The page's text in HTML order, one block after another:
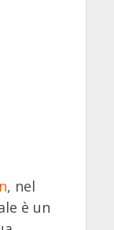
, nel
è un